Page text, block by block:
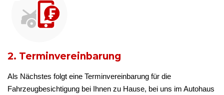
2. Terminvereinbarung
Als Nächstes folgt eine Terminvereinbarung für die
Fahrzeugbesichtigung bei Ihnen zu Hause, bei uns im Autohaus